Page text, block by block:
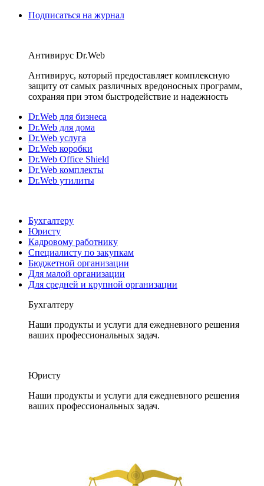
Подписаться на журнал
Антивирус Dr.Web
Антивирус, который предоставляет комплексную
защиту от самых различных вредоносных программ,
сохраняя при этом быстродействие и надежность
Dr.Web для бизнеса
Dr.Web для дома
Dr.Web услуга
Dr.Web коробки
Dr.Web Office Shield
Dr.Web комплекты
Dr.Web утилиты
Бухгалтеру
Юристу
Кадровому работнику
Специалисту по закупкам
Бюджетной организации
Для малой организации
Для средней и крупной организации
Бухгалтеру
Наши продукты и услуги для ежедневного решения
ваших профессиональных задач.
Юристу
Наши продукты и услуги для ежедневного решения
ваших профессиональных задач.